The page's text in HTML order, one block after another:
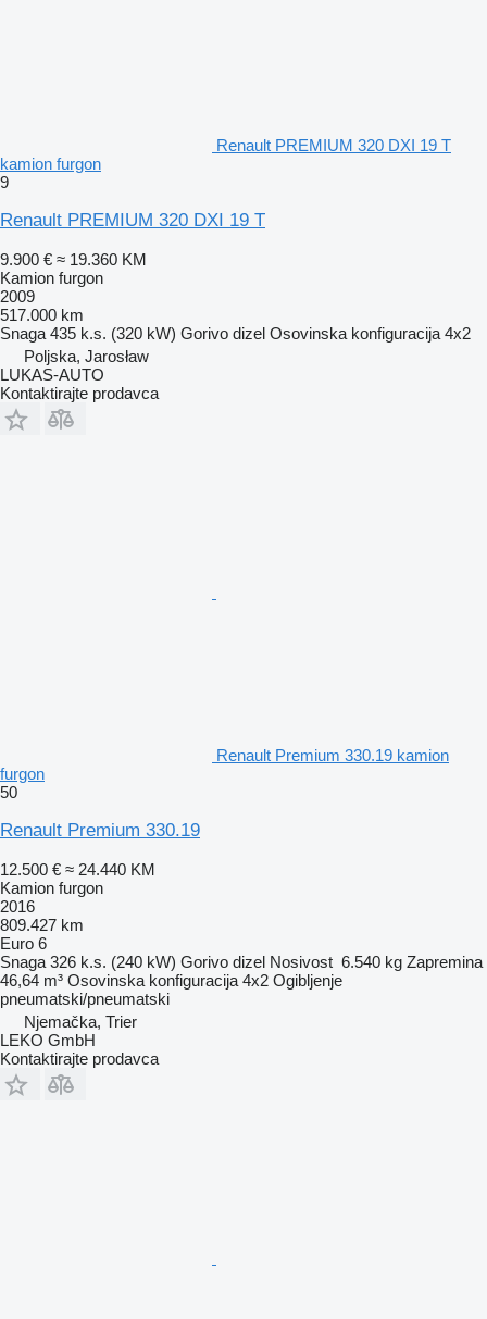
Renault PREMIUM 320 DXI 19 T
kamion furgon
9
Renault PREMIUM 320 DXI 19 T
9.900 € ≈ 19.360 KM
Kamion furgon
2009
517.000 km
Snaga 435 k.s. (320 kW) Gorivo dizel Osovinska konfiguracija 4x2
Poljska, Jarosław
LUKAS-AUTO
Kontaktirajte prodavca
Renault Premium 330.19 kamion
furgon
50
Renault Premium 330.19
12.500 € ≈ 24.440 KM
Kamion furgon
2016
809.427 km
Euro 6
Snaga 326 k.s. (240 kW) Gorivo dizel Nosivost 6.540 kg Zapremina
46,64 m³ Osovinska konfiguracija 4x2 Ogibljenje
pneumatski/pneumatski
Njemačka, Trier
LEKO GmbH
Kontaktirajte prodavca